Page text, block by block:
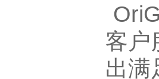
客户
出满